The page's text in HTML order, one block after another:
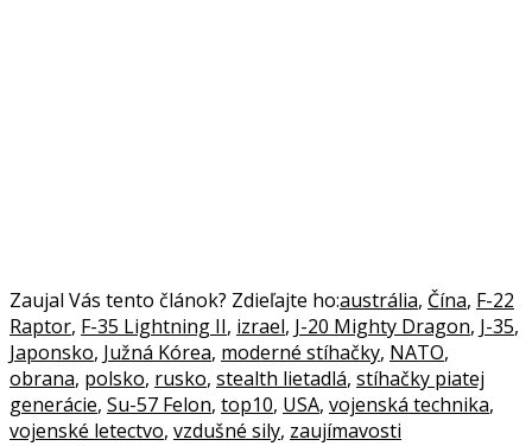
Zaujal Vás tento článok? Zdieľajte ho:austrália, Čína, F-22
Raptor, F-35 Lightning II, izrael, J-20 Mighty Dragon, J-35,
Japonsko, Južná Kórea, moderné stíhačky, NATO,
obrana, polsko, rusko, stealth lietadlá, stíhačky piatej
generácie, Su-57 Felon, top10, USA, vojenská technika,
vojenské letectvo, vzdušné sily, zaujímavosti